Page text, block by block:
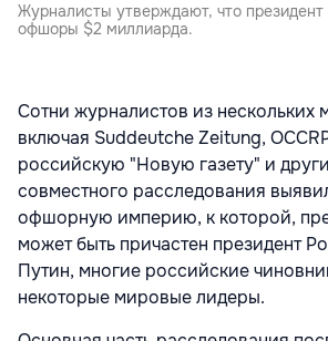
Журналисты утверждают, что
офшоры $2 миллиарда.
Сотни журналистов из нескольких
включая Suddeutche Zeitung,
российскую "Новую газету" и
совместного расследования
офшорную империю, к которой,
может быть причастен президент
Путин, многие российские
некоторые мировые лидеры.